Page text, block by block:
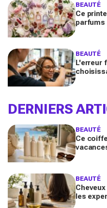
BEAUTÉ
Ce
parfums
BEAUTÉ
L'erreur
DERNIERS
BEAUTÉ
Ce
BEAUTÉ
les